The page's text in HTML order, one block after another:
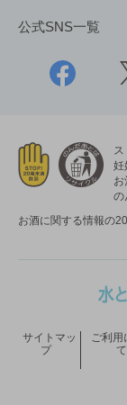
公式SNS一覧
妊
お
の
お酒に関する情報の
サイトマッ
プ
ご利用
て